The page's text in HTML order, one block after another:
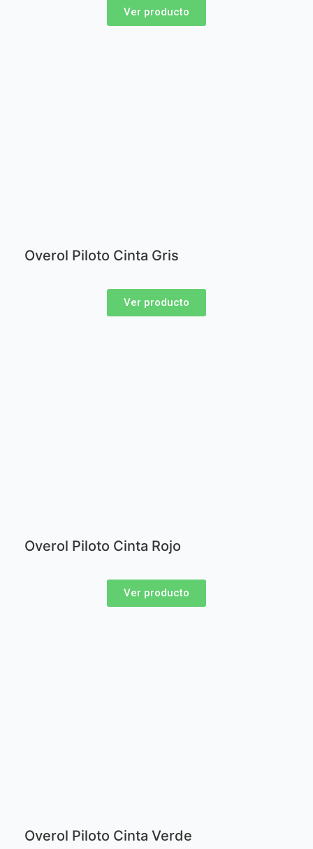
Ver producto
Overol Piloto Cinta Gris
Ver producto
Overol Piloto Cinta Rojo
Ver producto
Overol Piloto Cinta Verde